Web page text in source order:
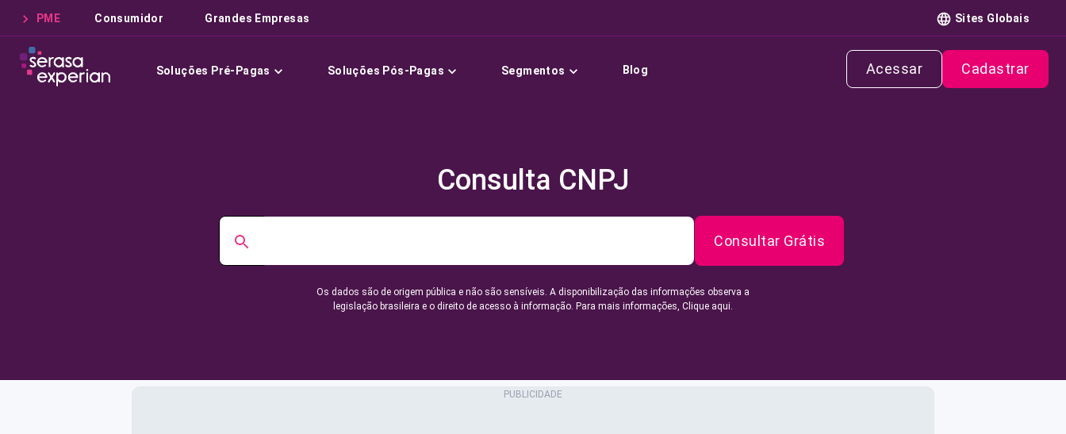
PME Consumidor Grandes Empresas Sites Globais
Soluções Pré-Pagas Soluções Pós-Pagas Segmentos Blog Acessar Cadastrar
Consulta CNPJ
Consultar Grátis
Os dados são de origem pública e não são sensíveis. A disponibilização das informações observa a
legislação brasileira e o direito de acesso à informação. Para mais informações, Clique aqui.